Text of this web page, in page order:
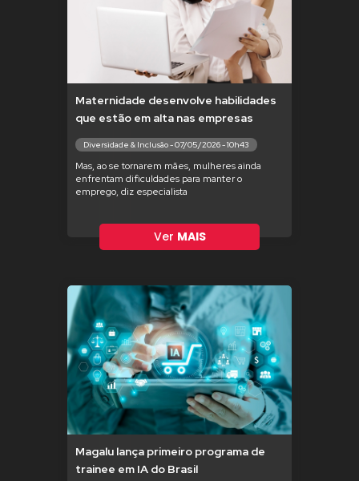
Maternidade desenvolve habilidades
que estão em alta nas empresas
Diversidade & Inclusão - 07/05/2026 - 10h43
Mas, ao se tornarem mães, mulheres ainda
enfrentam dificuldades para manter o
emprego, diz especialista
Ver MAIS
Magalu lança primeiro programa de
trainee em IA do Brasil